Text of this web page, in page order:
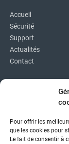
Pour offrir les
que les cookies pour
Le fait de consentir à
Accueil
Sécurité
Support
Actualités
Contact
Copyright ©
fait